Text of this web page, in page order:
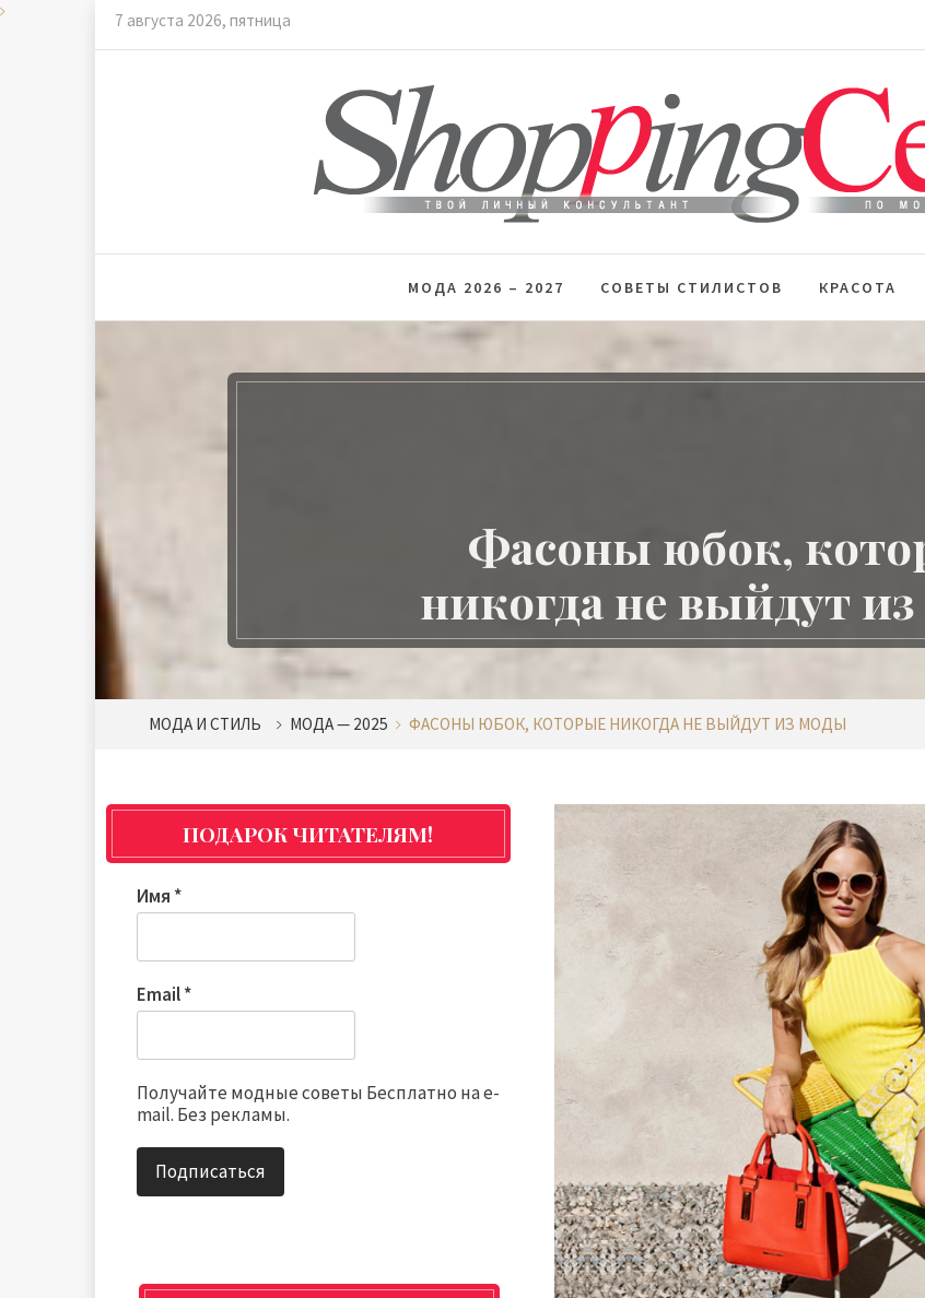
Skip
7 августа 2026, пятница
Мода и стиль
МОДА 2026 – 2027 СОВЕТЫ СТИЛИСТОВ КРАСОТА
Фасоны юбок,
никогда не выйдут
МОДА И СТИЛЬ МОДА — 2025 ФАСОНЫ ЮБОК, КОТОРЫЕ НИКОГДА НЕ ВЫЙДУТ ИЗ МОДЫ
ПОДАРОК ЧИТАТЕЛЯМ!
Имя *
Email*
Получайте модные советы Бесплатно на e-
mail. Без рекламы.